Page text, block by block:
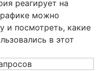
реагирует на
можно
и посмотреть, какие
в этот